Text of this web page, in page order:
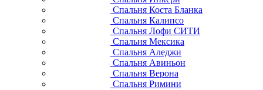
Спальня Коста Бланка
Спальня Калипсо
Спальня Лофи СИТИ
Спальня Мексика
Спальня Аледжи
Спальня Авиньон
Спальня Верона
Спальня Римини